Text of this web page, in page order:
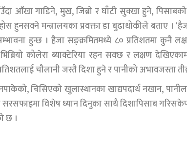
आँखा गाडिने, मुख, जिब्रो र घाँटी सुक्खा हुने,
हुनसक्ने मन्त्रालयका प्रवक्ता डा बुढाथोकीले बताए ।
हुन्छ । हैजा सङ्क्रमितमध्ये ८० प्रतिशतमा कुनै
कोलेरा ब्याक्टेरिया रहन सक्छ र लक्षण
चौलानी जस्तै दिशा हुने र पानीको अभावजस्ता
चिसिएको खुलास्थानका खाद्यपदार्थ नखान,
सरसफाइमा विशेष ध्यान दिनुका साथै दिशापिसाब
छ ।